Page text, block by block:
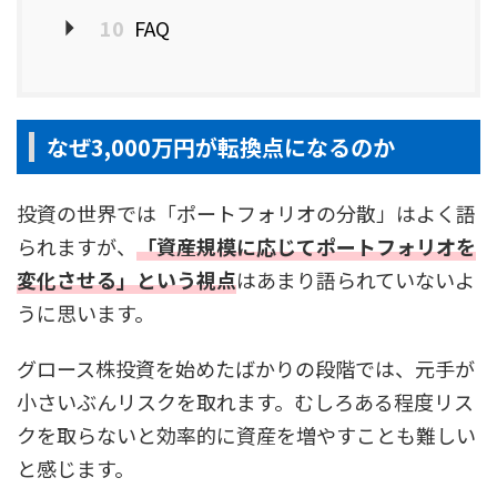
10 FAQ
なぜ3,000万円が転換点になるのか
投資の世界では「ポートフォリオの分散」はよく語
られますが、 「資産規模に応じてポートフォリオを
変化させる」という視点はあまり語られていないよ
うに思います。
グロース株投資を始めたばかりの段階では、元手が
小さいぶんリスクを取れます。むしろある程度リス
クを取らないと効率的に資産を増やすことも難しい
と感じます。